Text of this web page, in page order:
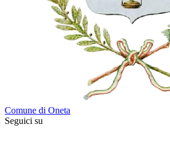
Comune di Oneta
Seguici su